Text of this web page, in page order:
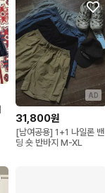
AD
31,800원
[남여공용] 1+1 나일론 밴
딩 숏 반바지 M-XL